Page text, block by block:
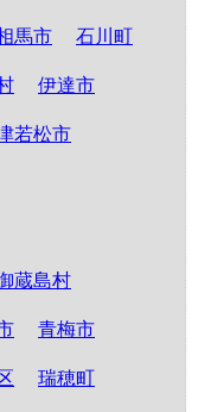
馬市 石川町
伊達市
若松市
蔵島村
青梅市
瑞穂町